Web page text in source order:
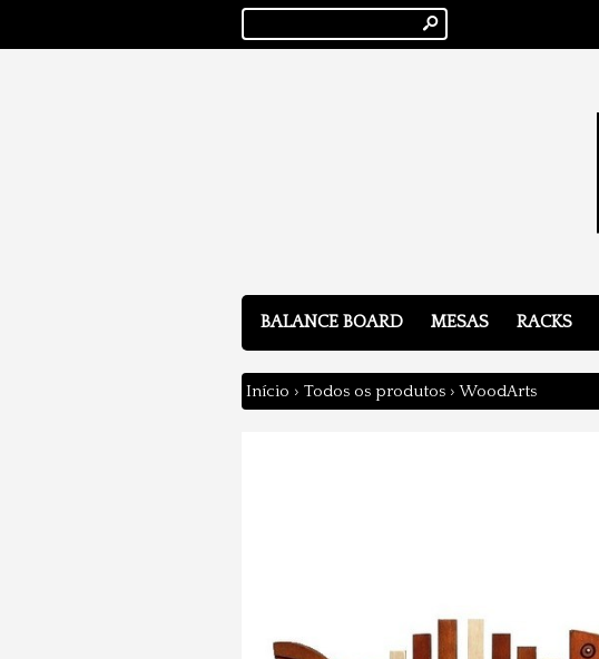
s
BALANCE BOARD MESAS RACKS
Início › Todos os produtos › WoodArts